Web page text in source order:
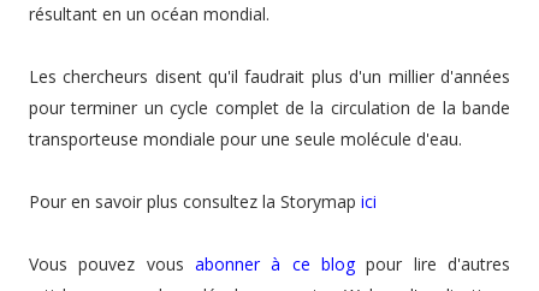
résultant en un océan mondial.
Les chercheurs disent qu'il faudrait plus d'un millier d'années
pour terminer un cycle complet de la circulation de la bande
transporteuse mondiale pour une seule molécule d'eau.
Pour en savoir plus consultez la Storymap ici
Vous pouvez vous abonner à ce blogpour lire d'autres